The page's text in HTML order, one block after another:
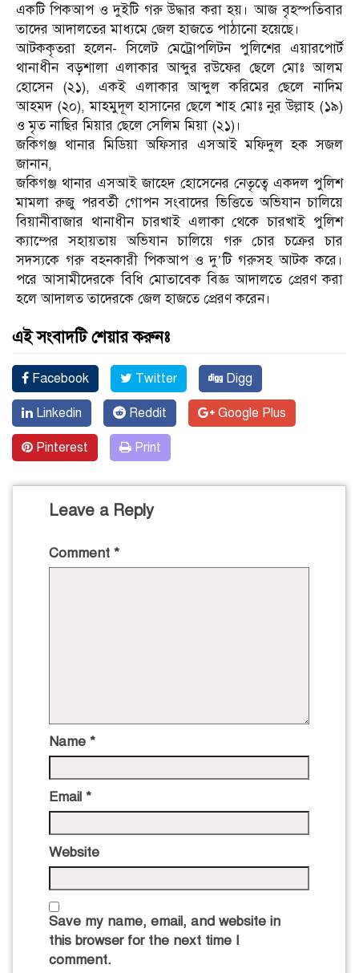
একটি পিকআপ ও দুইটি গরু উদ্ধার করা হয়। আজ বৃহস্পতিবার
তাদের আদালতের মাধ্যমে জেল হাজতে পাঠানো হয়েছে।
আটককৃতরা হলেন- সিলেট মেট্রোপলিটন পুলিশের এয়ারপোর্ট
থানাধীন বড়শালা এলাকার আব্দুর রউফের ছেলে মোঃ আলম
হোসেন (২১), একই এলাকার আব্দুল করিমের ছেলে নাদিম
আহমদ (২০), মাহমুদূল হাসানের ছেলে শাহ মোঃ নুর উল্লাহ (১৯)
ও মৃত নাছির মিয়ার ছেলে সেলিম মিয়া (২১)।
জকিগঞ্জ থানার মিডিয়া অফিসার এসআই মফিদুল হক সজল
জানান,
জকিগঞ্জ থানার এসআই জাহেদ হোসেনের নেতৃত্বে একদল পুলিশ
মামলা রুজু পরবর্তী গোপন সংবাদের ভিত্তিতে অভিযান চালিয়ে
বিয়ানীবাজার থানাধীন চারখাই এলাকা থেকে চারখাই পুলিশ
ক্যাম্পের সহায়তায় অভিযান চালিয়ে গরু চোর চক্রের চার
সদস্যকে গরু বহনকারী পিকআপ ও দু’টি গরুসহ আটক করে।
পরে আসামীদেরকে বিধি মোতাবেক বিজ্ঞ আদালতে প্রেরণ করা
হলে আদালত তাদেরকে জেল হাজতে প্রেরণ করেন।
এই সংবাদটি শেয়ার করুনঃ
Facebook Twitter Digg
Linkedin Reddit Google Plus
Pinterest Print
Leave a Reply
Comment *
Name *
Email *
Website
Save my name, email, and website in
this browser for the next time I
comment.